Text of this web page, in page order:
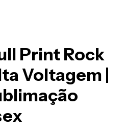
Print Rock
Voltagem |